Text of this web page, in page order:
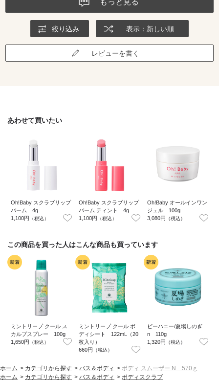
もっと見る
絞り込み 表示：新しい順
レビューを書く
あわせて買いたい
Oh!Baby スクラブリップ
バーム 4g
1,100円 （税込）
Oh!Baby スクラブリップ
バーム ティント 4g
1,100円
（税込）
Oh!Baby オールインワン
ジェル 100g
3,080円 （税込）
この商品を買った人はこんな商品も買っています
ミントリープ クール ス
カルプスプレー 100g
1,650円 （税込）
ミントリープ クール ボ
ディシート 122mL（20
枚入り）
660円
（税込）
ビーハニー/夏場しのぎ
n 110g
1,320円 （税込）
ホーム > カテゴリから探す > バス＆ボディ > ボディ スムーザー N 570ｇ
ホーム > カテゴリから探す > バス＆ボディ > ボディスクラブ